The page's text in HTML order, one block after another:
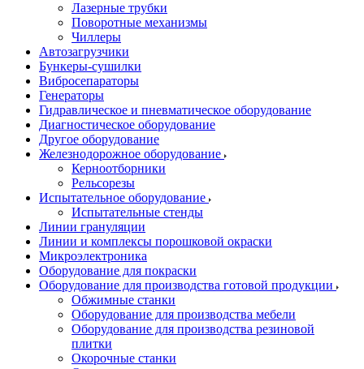
Лазерные трубки
Поворотные механизмы
Чиллеры
Автозагрузчики
Бункеры-сушилки
Вибросепараторы
Генераторы
Гидравлическое и пневматическое оборудование
Диагностическое оборудование
Другое оборудование
Железнодорожное оборудование
Керноотборники
Рельсорезы
Испытательное оборудование
Испытательные стенды
Линии грануляции
Линии и комплексы порошковой окраски
Микроэлектроника
Оборудование для покраски
Оборудование для производства готовой продукции
Обжимные станки
Оборудование для производства мебели
Оборудование для производства резиновой
плитки
Окорочные станки